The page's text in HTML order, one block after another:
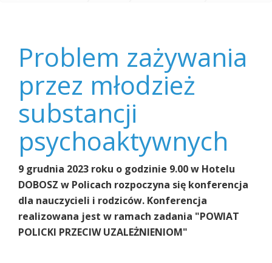
Problem zażywania
przez młodzież
substancji
psychoaktywnych
9 grudnia 2023 roku o godzinie 9.00 w Hotelu
DOBOSZ w Policach rozpoczyna się konferencja
dla nauczycieli i rodziców. Konferencja
realizowana jest w ramach zadania "POWIAT
POLICKI PRZECIW UZALEŻNIENIOM"